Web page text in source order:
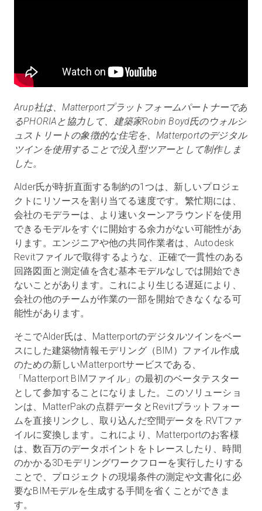
Arup社は、Matterportプラットフォームパートナーであ
るPHORIAと協力して、建築家Robin Boyd氏のウォルシ
ュストリートの象徴的な住宅を、Matterportのデジタル
ツインを使用することで没入型ツアーとして制作しま
した。
Alder氏が時折直面する制約の1つは、新しいプロジェ
クトにリソースを割り当てる速度です。繁忙期には、
会社のモデラーは、より速いターンアラウンドを使用
できるモデルをすぐに開始する余力がない可能性があ
ります。エンジニアや他の共同作業者は、Autodesk
Revitファイルで取得するような、正確で一貫性のある
回路図面と測定値を含む基本モデルなしでは開始でき
ないことがあります。これにより生じる遅延により、
会社の他のチームが作業の一部を開始できなくなる可
能性があります。
そこでAlder氏は、Matterportのデジタルツインをベー
スにした建築物情報モデリング（BIM）ファイル作成
のための新しいMatterportサービスである、
「Matterport BIMファイル」の最初のベータテスター
として参加することになりました。このソリューショ
ンは、MatterPakの点群データとRevitプラットフォー
ムを直接リンクし、取り込んだ空間データを.RVTファ
イルに変換します。これにより、Matterportのお客様
は、数百万のデータポイントをトレースしたり、時間
のかかる3Dモデリングワークフローを実行したりする
ことで、プロジェクトの現場条件の測定や文書化に必
要なBIMモデルを生成する手間を省くことができま
す。